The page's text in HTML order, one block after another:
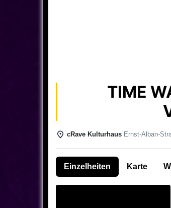
TIME
cRave Kulturhaus Ernst-Alban-
Einzelheiten Karte